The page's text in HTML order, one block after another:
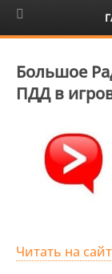
6+
Большое
ПДД в
Читать на